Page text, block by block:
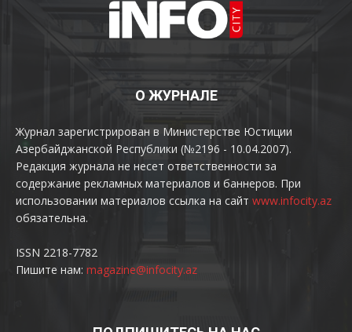
О ЖУРНАЛЕ
Журнал зарегистрирован в Министерстве Юстиции
Азербайджанской Республики (№2196 - 10.04.2007).
Редакция журнала не несет ответственности за
содержание рекламных материалов и баннеров. При
использовании материалов ссылка на сайт www.infocity.az
обязательна.
ISSN 2218-7782
Пишите нам: magazine@infocity.az